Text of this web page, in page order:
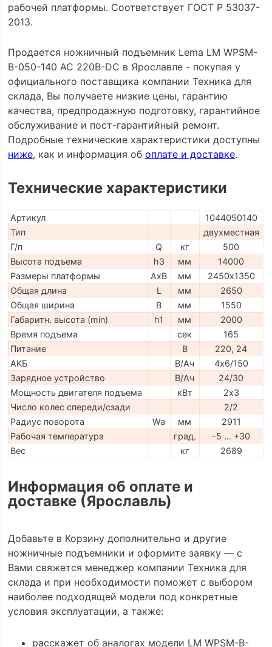
рабочей платформы. Соответствует ГОСТ Р 53037-
2013.
Продается ножничный подъемник Lema LM WPSM-
B-050-140 AC 220В-DC в Ярославле - покупая у
официального поставщика компании Техника для
склада, Вы получаете низкие цены, гарантию
качества, предпродажную подготовку, гарантийное
обслуживание и пост-гарантийный ремонт.
Подробные технические характеристики доступны
ниже, как и информация об оплате и доставке.
Технические характеристики
Артикул
1044050140
Тип
двухместная
Г/п
Q кг
500
Высота подъема
h3 мм
14000
Размеры платформы
AxB мм
2450х1350
Общая длина
L мм
2650
Общая ширина
B мм
1550
Габаритн. высота (min)
h1 мм
2000
Время подъема
сек
165
Питание
В
220, 24
АКБ
В/Ач
4х6/150
Зарядное устройство
В/Ач
24/30
Мощность двигателя подъема
кВт
2х3
Число колес спереди/сзади
2/2
Радиус поворота
Wa мм
2911
Рабочая температура
град.
-5 … +30
Вес
кг 2689
Информация об оплате и
доставке (Ярославль)
Добавьте в Корзину дополнительно и другие
ножничные подъемники и оформите заявку — с
Вами свяжется менеджер компании Техника для
склада и при необходимости поможет с выбором
наиболее подходящей модели под конкретные
условия эксплуатации, а также:
расскажет об аналогах модели LM WPSM-B-